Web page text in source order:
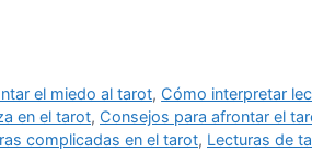
el miedo al tarot, Cómo interpretar
en el tarot, Consejos para afrontar el
complicadas en el tarot, Lecturas de